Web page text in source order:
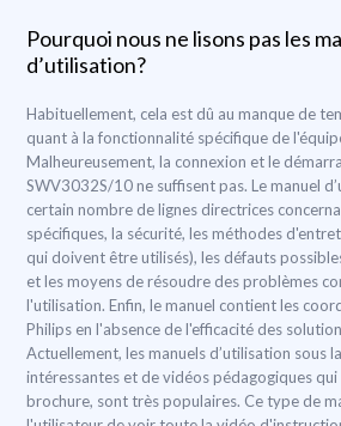
Pourquoi nous ne lisons pas les
d’utilisation?
Habituellement, cela est dû au manque de
quant à la fonctionnalité spécifique de
Malheureusement, la connexion et le
SWV3032S/10 ne suffisent pas. Le manuel
certain nombre de lignes directrices
spécifiques, la sécurité, les méthodes
qui doivent être utilisés), les défauts
et les moyens de résoudre des problèmes
l'utilisation. Enfin, le manuel contient les
Philips en l'absence de l'efficacité des
Actuellement, les manuels d’utilisation sous
intéressantes et de vidéos pédagogiques
brochure, sont très populaires. Ce type de